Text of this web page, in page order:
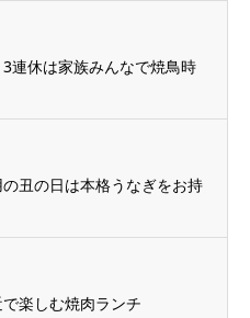
連休は家族みんなで焼鳥時
丑の日は本格うなぎをお持
楽しむ焼肉ランチ